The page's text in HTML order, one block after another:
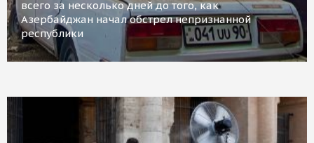
всего за несколько дней до того, как
Азербайджан начал обстрел непризнанной
республики